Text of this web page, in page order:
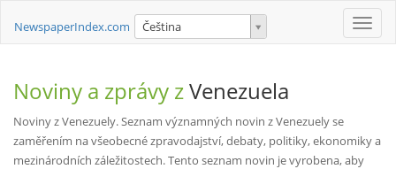
Toggle
NewspaperIndex.com Čeština
Noviny a zprávy zVenezuela
Noviny z Venezuely. Seznam významných novin z Venezuely se
zaměřením na všeobecné zpravodajství, debaty, politiky, ekonomiky a
mezinárodních záležitostech. Tento seznam novin je vyrobena, aby